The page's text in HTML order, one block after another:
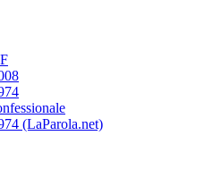
(LaParola.net)